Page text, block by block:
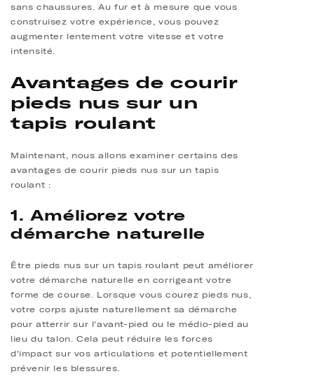
sans chaussures. Au fur et à mesure que vous
construisez votre expérience, vous pouvez
augmenter lentement votre vitesse et votre
intensité.
Avantages de courir
pieds nus sur un
tapis roulant
Maintenant, nous allons examiner certains des
avantages de courir pieds nus sur un tapis
roulant :
1. Améliorez votre
démarche naturelle
Être pieds nus sur un tapis roulant peut améliorer
votre démarche naturelle en corrigeant votre
forme de course. Lorsque vous courez pieds nus,
votre corps ajuste naturellement sa démarche
pour atterrir sur l'avant-pied ou le médio-pied au
lieu du talon. Cela peut réduire les forces
d'impact sur vos articulations et potentiellement
prévenir les blessures.